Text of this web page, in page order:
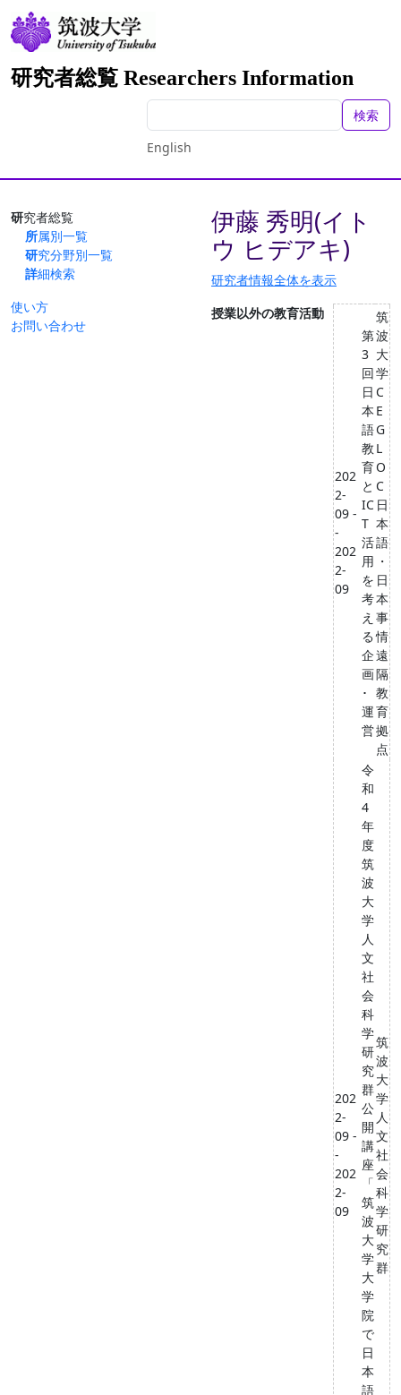
研究者総覧 Researchers Information
検索
English
研究者総覧
所属別一覧
研究分野別一覧
詳細検索
使い方
お問い合わせ
伊藤 秀明(イト
ウ ヒデアキ)
研究者情報全体を表示
授業以外の教育活動
202
2-
09 -
-
202
2-
09
第
3
回
日
本
語
教
育
と
IC
T
活
用
を
考
え
る
企
画
･
運
営
筑
波
⼤
学
C
E
G
L
O
C
⽇
本
語
・
⽇
本
事
情
遠
隔
教
育
拠
点
202
2-
09 -
-
202
2-
09
令
和
4
年
度
筑
波
大
学
人
文
社
会
科
学
研
究
群
公
開
講
座
「
筑
波
大
学
大
学
院
で
日
本
語
筑
波
大
学
人
文
社
会
科
学
研
究
群